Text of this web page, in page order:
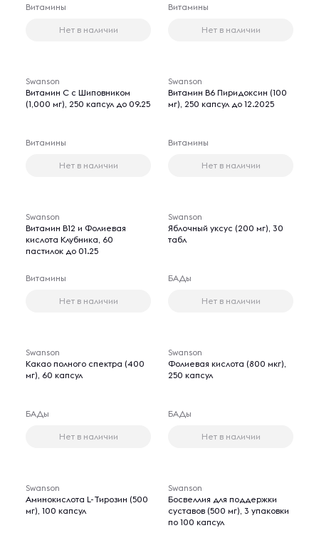
Витамины
Нет в наличии
Витамины
Нет в наличии
Swanson
Витамин C с Шиповником
(1,000 мг), 250 капсул до 09.25
Витамины
Нет в наличии
Swanson
Витамин В6 Пиридоксин (100
мг), 250 капсул до 12.2025
Витамины
Нет в наличии
Swanson
Витамин B12 и Фолиевая
кислота Клубника, 60
пастилок до 01.25
Витамины
Нет в наличии
Swanson
Яблочный уксус (200 мг), 30
табл
БАДы
Нет в наличии
Swanson
Какао полного спектра (400
мг), 60 капсул
БАДы
Нет в наличии
Swanson
Фолиевая кислота (800 мкг),
250 капсул
БАДы
Нет в наличии
Swanson
Аминокислота L-Тирозин (500
мг), 100 капсул
Swanson
Босвеллия для поддержки
суставов (500 мг), 3 упаковки
по 100 капсул